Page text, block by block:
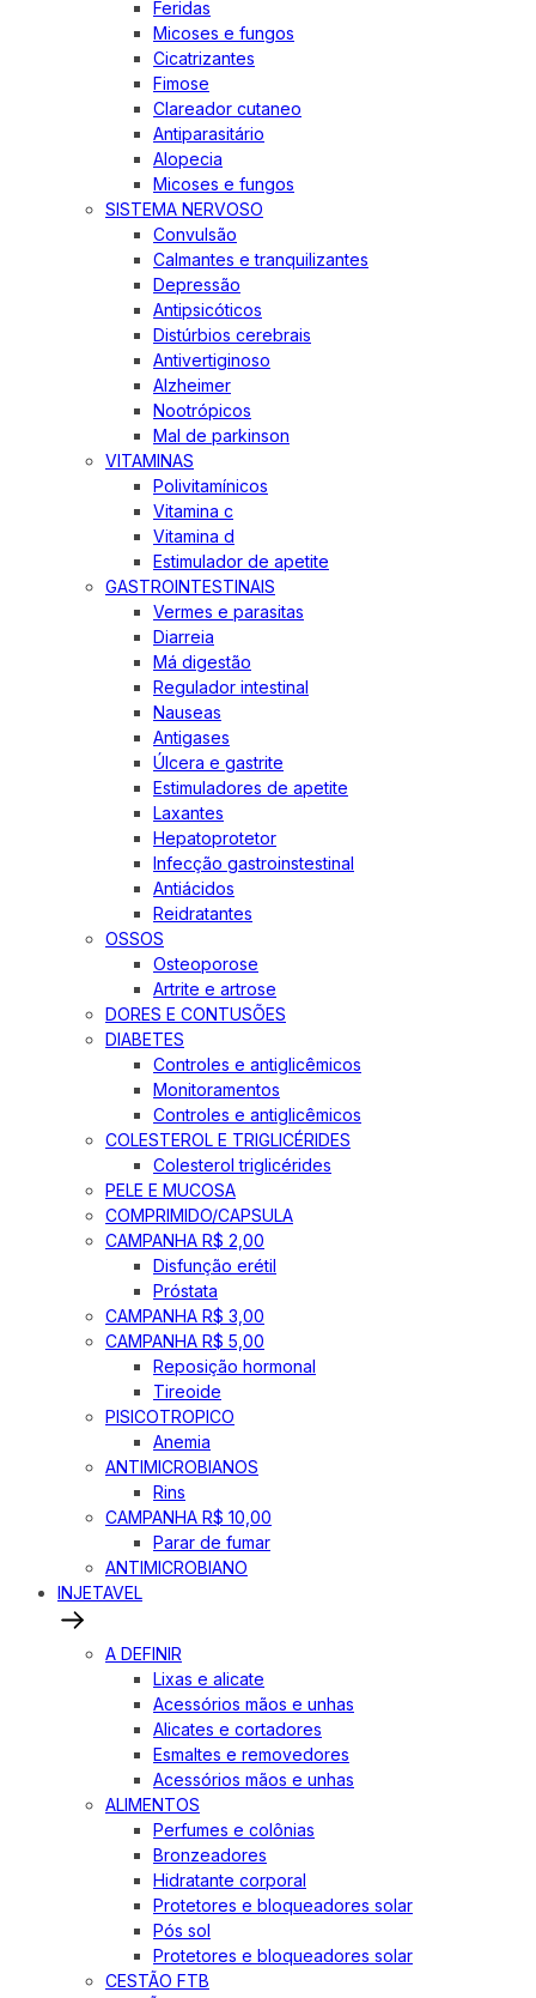
Feridas
Micoses e fungos
Cicatrizantes
Fimose
Clareador cutaneo
Antiparasitário
Alopecia
Micoses e fungos
SISTEMA NERVOSO
Convulsão
Calmantes e tranquilizantes
Depressão
Antipsicóticos
Distúrbios cerebrais
Antivertiginoso
Alzheimer
Nootrópicos
Mal de parkinson
VITAMINAS
Polivitamínicos
Vitamina c
Vitamina d
Estimulador de apetite
GASTROINTESTINAIS
Vermes e parasitas
Diarreia
Má digestão
Regulador intestinal
Nauseas
Antigases
Úlcera e gastrite
Estimuladores de apetite
Laxantes
Hepatoprotetor
Infecção gastroinstestinal
Antiácidos
Reidratantes
OSSOS
Osteoporose
Artrite e artrose
DORES E CONTUSÕES
DIABETES
Controles e antiglicêmicos
Monitoramentos
Controles e antiglicêmicos
COLESTEROL E TRIGLICÉRIDES
Colesterol triglicérides
PELE E MUCOSA
COMPRIMIDO/CAPSULA
CAMPANHA R$ 2,00
Disfunção erétil
Próstata
CAMPANHA R$ 3,00
CAMPANHA R$ 5,00
Reposição hormonal
Tireoide
PISICOTROPICO
Anemia
ANTIMICROBIANOS
Rins
CAMPANHA R$ 10,00
Parar de fumar
ANTIMICROBIANO
INJETAVEL
A DEFINIR
Lixas e alicate
Acessórios mãos e unhas
Alicates e cortadores
Esmaltes e removedores
Acessórios mãos e unhas
ALIMENTOS
Perfumes e colônias
Bronzeadores
Hidratante corporal
Protetores e bloqueadores solar
Pós sol
Protetores e bloqueadores solar
CESTÃO FTB